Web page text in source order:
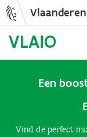
Vlaanderen
Een
Vind de perfect